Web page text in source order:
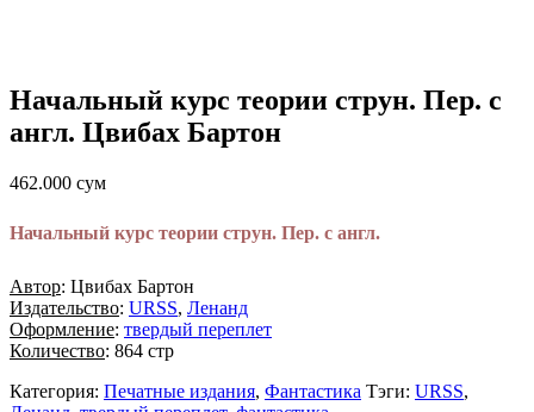
Начальный курс теории струн. Пер. с
англ. Цвибах Бартон
462.000 сум
Начальный курс теории струн. Пер. с англ.
Автор: Цвибах Бартон
Издательство: URSS, Ленанд
Оформление: твердый переплет
Количество: 864 стр
Категория: Печатные издания, Фантастика Тэги: URSS,